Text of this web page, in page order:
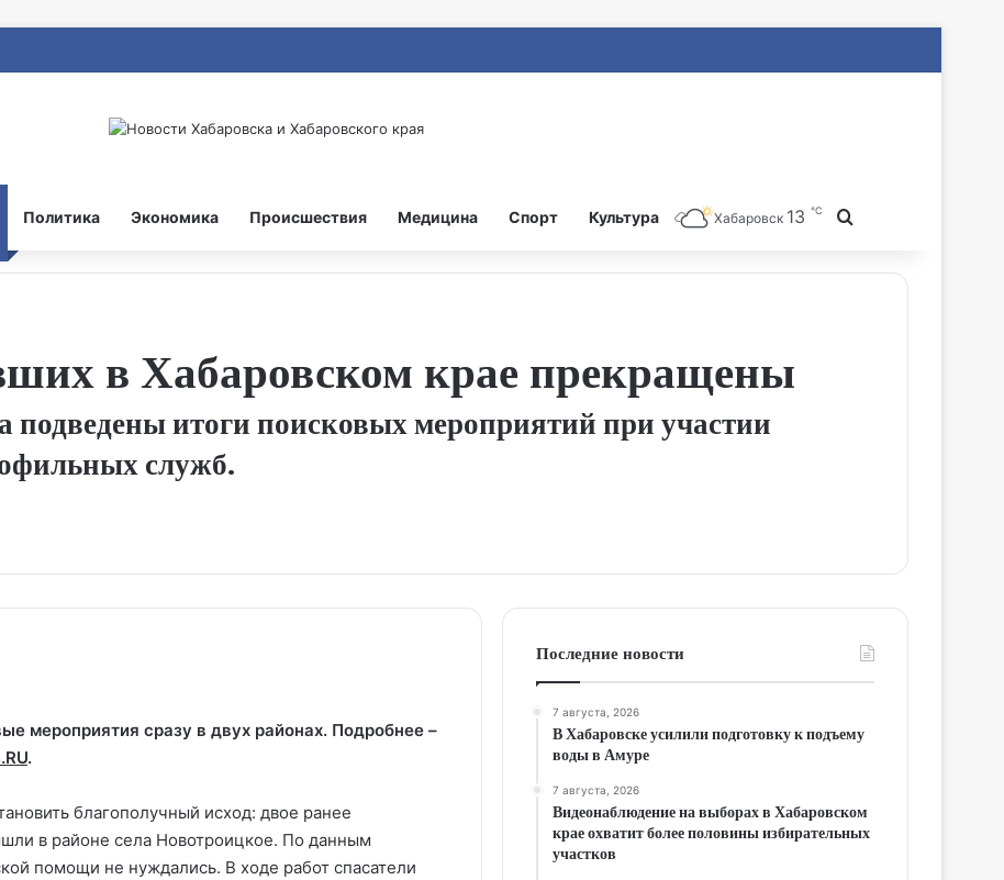
Политика Экономика Происшествия Медицина Спорт Культура Хабаровск 13 ℃
в Хабаровском крае прекращены
подведены итоги поисковых мероприятий при участии
служб.
мероприятия сразу в двух районах. Подробнее –
.
благополучный исход: двое ранее
в районе села Новотроицкое. По данным
помощи не нуждались. В ходе работ спасатели
Последние новости
7 августа, 2026
В Хабаровске усилили подготовку к подъему
воды в Амуре
7 августа, 2026
Видеонаблюдение на выборах в Хабаровском
крае охватит более половины избирательных
участков